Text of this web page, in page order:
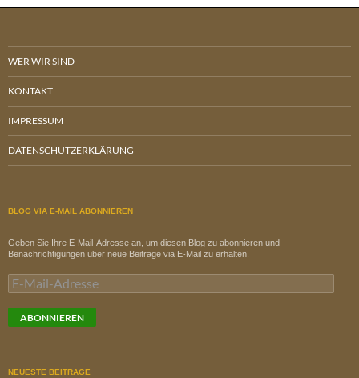
WER WIR SIND
KONTAKT
IMPRESSUM
DATENSCHUTZERKLÄRUNG
BLOG VIA E-MAIL ABONNIEREN
Geben Sie Ihre E-Mail-Adresse an, um diesen Blog zu abonnieren und
Benachrichtigungen über neue Beiträge via E-Mail zu erhalten.
E-
Mail-
ABONNIEREN
NEUESTE BEITRÄGE